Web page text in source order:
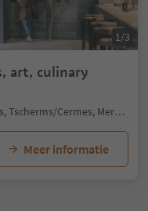
1/3
art, culinary
Cermes/Tscherms, Tscherms/Cermes, Meran/Merano and environs
Meer informatie